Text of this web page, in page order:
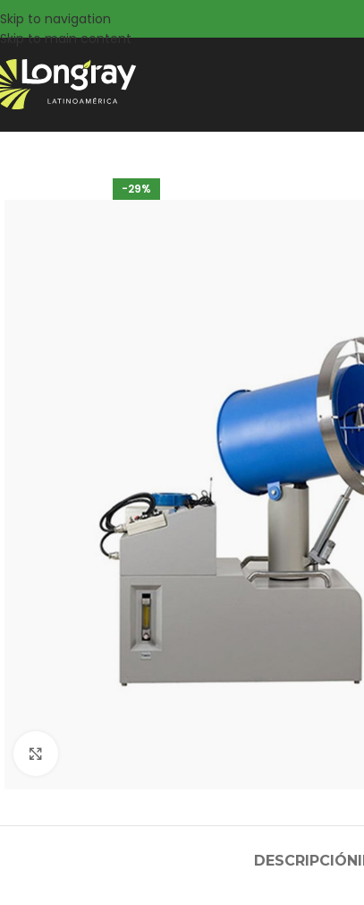
Skip to navigation
Skip to main content
-29%
DESCRIPCIÓN